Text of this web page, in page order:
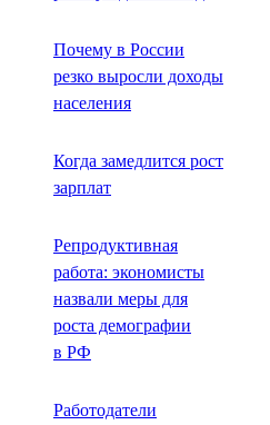
Почему в России
резко выросли доходы
населения
Когда замедлится рост
зарплат
Репродуктивная
работа: экономисты
назвали меры для
роста демографии
в РФ
Работодатели